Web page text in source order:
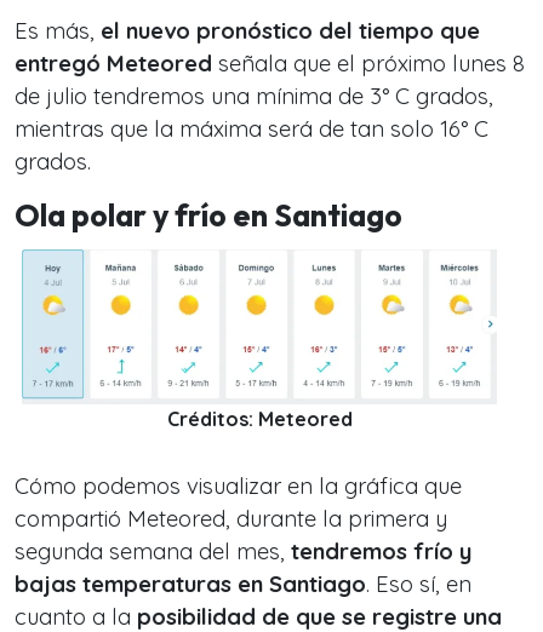
Es más, el nuevo pronóstico del tiempo que
entregó Meteored señala que el próximo lunes 8
de julio tendremos una mínima de 3° C grados,
mientras que la máxima será de tan solo 16° C
grados.
Ola polar y frío en Santiago
Créditos: Meteored
Cómo podemos visualizar en la gráfica que
compartió Meteored, durante la primera y
segunda semana del mes, tendremos frío y
bajas temperaturas en Santiago. Eso sí, en
cuanto a la posibilidad de que se registre una